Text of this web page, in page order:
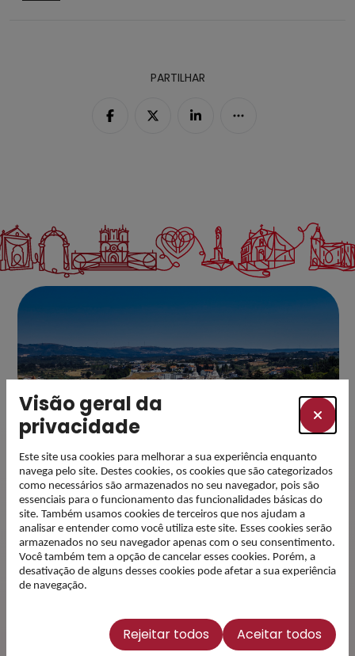
PARTILHAR
Subscreva a nossa
newsletter e esteja a
par das novidades
Visão geral da
privacidade
Este site usa cookies para melhorar a sua experiência enquanto
navega pelo site. Destes cookies, os cookies que são categorizados
como necessários são armazenados no seu navegador, pois são
essenciais para o funcionamento das funcionalidades básicas do
site. Também usamos cookies de terceiros que nos ajudam a
analisar e entender como você utiliza este site. Esses cookies serão
armazenados no seu navegador apenas com o seu consentimento.
Você também tem a opção de cancelar esses cookies. Porém, a
desativação de alguns desses cookies pode afetar a sua experiência
de navegação.
Rejeitar todos Aceitar todos